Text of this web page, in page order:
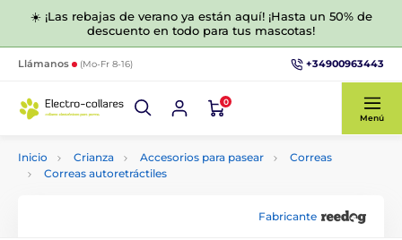
☀️ ¡Las rebajas de verano ya están aquí! ¡Hasta un 50% de
descuento en todo para tus mascotas!
Llámanos (Mo-Fr 8-16) +34900963443
0
Menú
Inicio Crianza Accesorios para pasear
Correas
Correas autoretráctiles
Fabricante